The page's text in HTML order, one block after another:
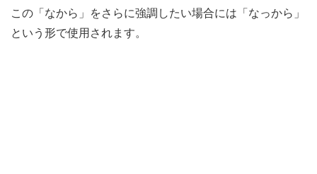
この「なから」をさらに強調したい場合には「なっから」
という形で使用されます。